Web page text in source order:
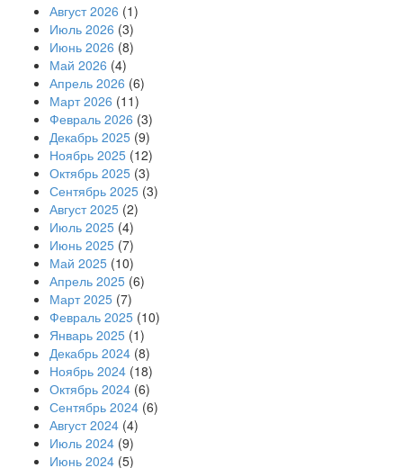
Август 2026 (1)
Июль 2026 (3)
Июнь 2026 (8)
Май 2026 (4)
Апрель 2026 (6)
Март 2026 (11)
Февраль 2026 (3)
Декабрь 2025 (9)
Ноябрь 2025 (12)
Октябрь 2025 (3)
Сентябрь 2025 (3)
Август 2025 (2)
Июль 2025 (4)
Июнь 2025 (7)
Май 2025 (10)
Апрель 2025 (6)
Март 2025 (7)
Февраль 2025 (10)
Январь 2025 (1)
Декабрь 2024 (8)
Ноябрь 2024 (18)
Октябрь 2024 (6)
Сентябрь 2024 (6)
Август 2024 (4)
Июль 2024 (9)
Июнь 2024 (5)